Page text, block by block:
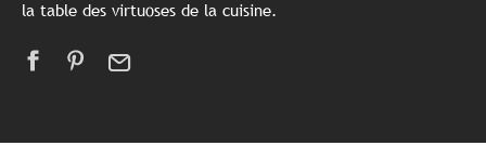
la table des virtuoses de la cuisine.